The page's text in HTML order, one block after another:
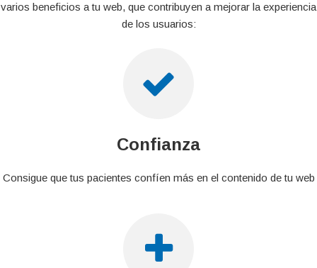
varios beneficios a tu web, que contribuyen a mejorar la experiencia
de los usuarios:
Confianza
Consigue que tus pacientes confíen más en el contenido de tu web